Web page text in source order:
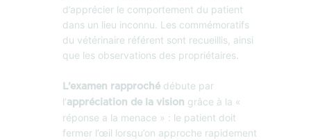
d’apprécier le comportement du patient
dans un lieu inconnu. Les commémoratifs
du vétérinaire référent sont recueillis, ainsi
que les observations des propriétaires.
L’examen rapproché débute par
l’appréciation de la vision grâce à la «
réponse a la menace » : le patient doit
fermer l’œil lorsqu’on approche rapidement